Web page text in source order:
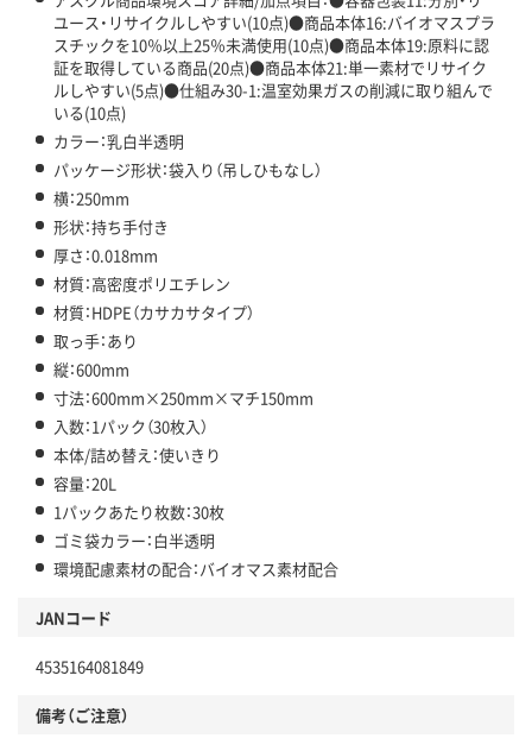
ユース・リサイクルしやすい(10点)●商品本体16:バイオマスプラ
スチックを10％以上25％未満使用(10点)●商品本体19:原料に認
証を取得している商品(20点)●商品本体21:単一素材でリサイク
ルしやすい(5点)●仕組み30-1:温室効果ガスの削減に取り組んで
いる(10点)
カラー：乳白半透明
パッケージ形状：袋入り（吊しひもなし）
横：250mm
形状：持ち手付き
厚さ：0.018mm
材質：高密度ポリエチレン
材質：HDPE（カサカサタイプ）
取っ手：あり
縦：600mm
寸法：600mm×250mm×マチ150mm
入数：1パック（30枚入）
本体/詰め替え：使いきり
容量：20L
1パックあたり枚数：30枚
ゴミ袋カラー：白半透明
環境配慮素材の配合：バイオマス素材配合
JANコード
4535164081849
備考（ご注意）